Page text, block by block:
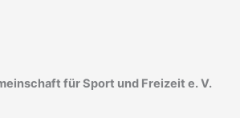
für Sport und Freizeit e. V.